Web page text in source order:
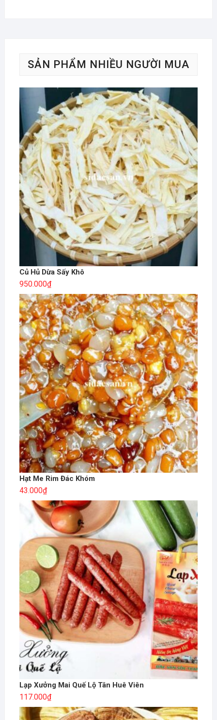
SẢN PHẨM NHIỀU NGƯỜI MUA
Củ Hủ Dừa Sấy Khô
950.000₫
Hạt Me Rim Đác Khóm
43.000₫
Lạp Xưởng Mai Quế Lộ Tân Huê Viên
117.000₫